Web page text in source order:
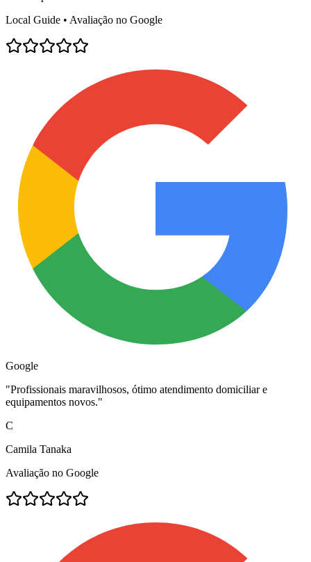
Local Guide • Avaliação no Google
Google
"Profissionais maravilhosos, ótimo atendimento domiciliar e
equipamentos novos."
C
Camila Tanaka
Avaliação no Google